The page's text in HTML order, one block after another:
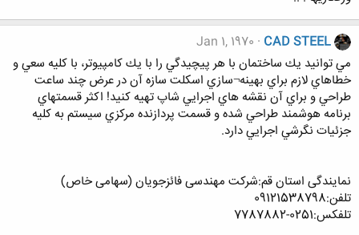
CAD STEEL
Jan 1, 1970
مي توانيد يك ساختمان با هر پيچيدگي را با يك كامپيوتر، با كليه سعي و
خطاهاي لازم براي بهينه¬سازي اسكلت سازه آن در عرض چند ساعت
طراحي و براي آن نقشه هاي اجرايي شاپ تهيه كنيد! اكثر قسمتهاي
برنامه هوشمند طراحي شده و قسمت پردازنده مركزي سيستم به كليه
جزئيات نگرشي اجرايي دارد.
نمایندگی استان قم:شرکت مهندسی فائزجویان (سهامی خاص)
تلفن:09121538798
تلفکس:0251-7787882